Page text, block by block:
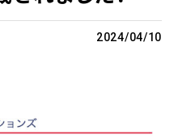
2024/04/10